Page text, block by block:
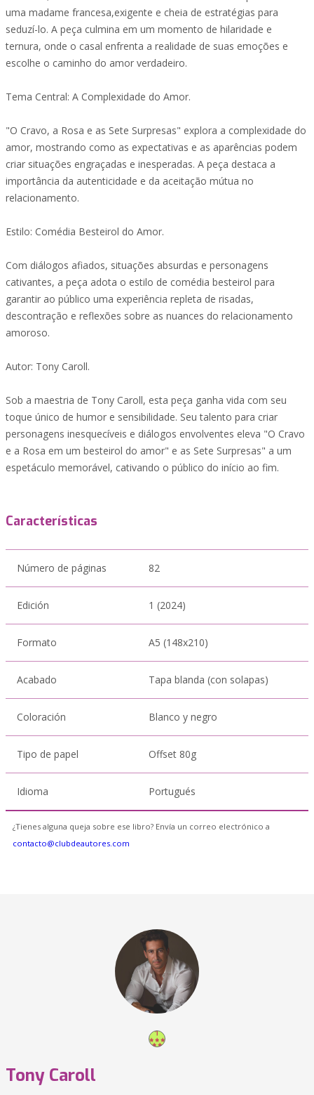
uma madame francesa,exigente e cheia de estratégias para
seduzí-lo. A peça culmina em um momento de hilaridade e
ternura, onde o casal enfrenta a realidade de suas emoções e
escolhe o caminho do amor verdadeiro.
Tema Central: A Complexidade do Amor.
"O Cravo, a Rosa e as Sete Surpresas" explora a complexidade do
amor, mostrando como as expectativas e as aparências podem
criar situações engraçadas e inesperadas. A peça destaca a
importância da autenticidade e da aceitação mútua no
relacionamento.
Estilo: Comédia Besteirol do Amor.
Com diálogos afiados, situações absurdas e personagens
cativantes, a peça adota o estilo de comédia besteirol para
garantir ao público uma experiência repleta de risadas,
descontração e reflexões sobre as nuances do relacionamento
amoroso.
Autor: Tony Caroll.
Sob a maestria de Tony Caroll, esta peça ganha vida com seu
toque único de humor e sensibilidade. Seu talento para criar
personagens inesquecíveis e diálogos envolventes eleva "O Cravo
e a Rosa em um besteirol do amor" e as Sete Surpresas" a um
espetáculo memorável, cativando o público do início ao fim.
Características
Número de páginas 82
Edición 1 (2024)
Formato A5 (148x210)
Acabado Tapa blanda (con solapas)
Coloración Blanco y negro
Tipo de papel Offset 80g
Idioma Portugués
¿Tienes alguna queja sobre ese libro? Envía un correo electrónico a
contacto@clubdeautores.com
Tony Caroll